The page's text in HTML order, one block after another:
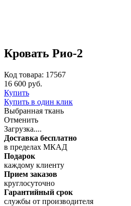
Кровать Рио-2
Код товара: 17567
16 600 руб.
Купить
Купить в один клик
Выбранная ткань
Отменить
Загрузка....
Доставка бесплатно
в пределах МКАД
Подарок
каждому клиенту
Прием заказов
круглосуточно
Гарантийный срок
службы от производителя